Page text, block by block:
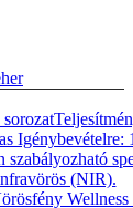
Igénybevételre:
szabályozható
(NIR).